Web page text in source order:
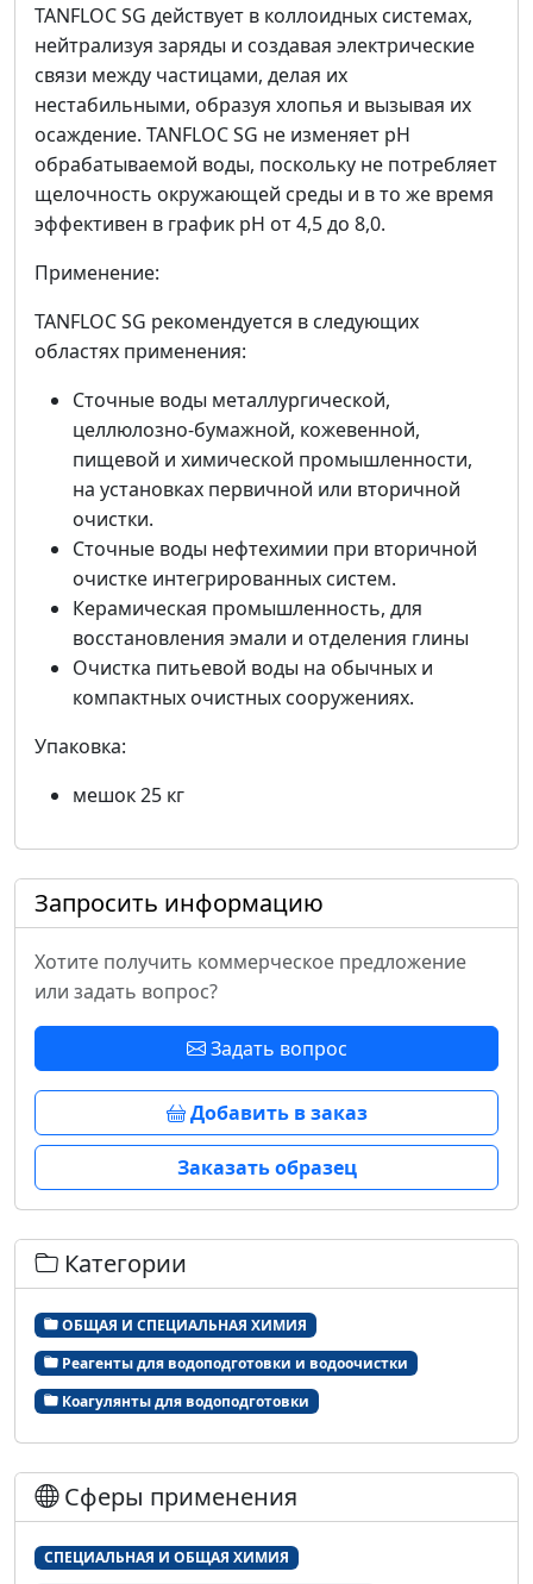
TANFLOC SG действует в коллоидных системах,
нейтрализуя заряды и создавая электрические
связи между частицами, делая их
нестабильными, образуя хлопья и вызывая их
осаждение. TANFLOC SG не изменяет pH
обрабатываемой воды, поскольку не потребляет
щелочность окружающей среды и в то же время
эффективен в график pH от 4,5 до 8,0.
Применение:
TANFLOC SG рекомендуется в следующих
областях применения:
Сточные воды металлургической,
целлюлозно-бумажной, кожевенной,
пищевой и химической промышленности,
на установках первичной или вторичной
очистки.
Сточные воды нефтехимии при вторичной
очистке интегрированных систем.
Керамическая промышленность, для
восстановления эмали и отделения глины
Очистка питьевой воды на обычных и
компактных очистных сооружениях.
Упаковка:
мешок 25 кг
Запросить информацию
Хотите получить коммерческое предложение
или задать вопрос?
Задать вопрос
Добавить в заказ
Заказать образец
Категории
ОБЩАЯ И СПЕЦИАЛЬНАЯ ХИМИЯ
Реагенты для водоподготовки и водоочистки
Коагулянты для водоподготовки
Сферы применения
СПЕЦИАЛЬНАЯ И ОБЩАЯ ХИМИЯ